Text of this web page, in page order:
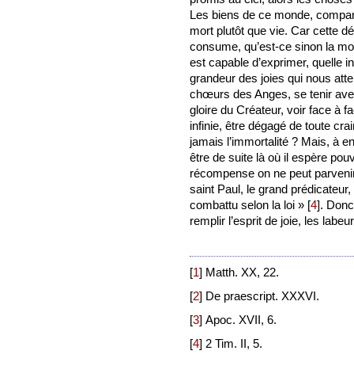
Les biens de ce monde,
mort plutôt que vie. Car cette
consume, qu’est-ce sinon la
est capable d’exprimer, quelle
grandeur des joies qui nous
chœurs des Anges, se tenir
gloire du Créateur, voir face à
infinie, être dégagé de toute
jamais l’immortalité ? Mais, à
être de suite là où il espère
récompense on ne peut
saint Paul, le grand
combattu selon la loi » [4].
remplir l’esprit de joie, les
[1] Matth. XX, 22.
[2] De praescript. XXXVI.
[3] Apoc. XVII, 6.
[4] 2 Tim. II, 5.